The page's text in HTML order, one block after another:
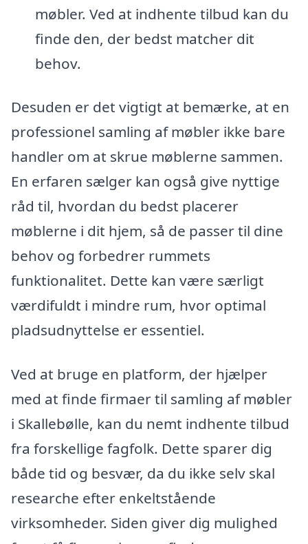
møbler. Ved at indhente tilbud kan du
finde den, der bedst matcher dit
behov.
Desuden er det vigtigt at bemærke, at en
professionel samling af møbler ikke bare
handler om at skrue møblerne sammen.
En erfaren sælger kan også give nyttige
råd til, hvordan du bedst placerer
møblerne i dit hjem, så de passer til dine
behov og forbedrer rummets
funktionalitet. Dette kan være særligt
værdifuldt i mindre rum, hvor optimal
pladsudnyttelse er essentiel.
Ved at bruge en platform, der hjælper
med at finde firmaer til samling af møbler
i Skallebølle, kan du nemt indhente tilbud
fra forskellige fagfolk. Dette sparer dig
både tid og besvær, da du ikke selv skal
researche efter enkeltstående
virksomheder. Siden giver dig mulighed